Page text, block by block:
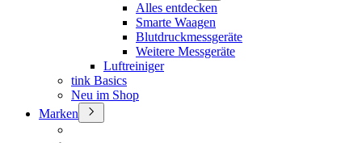
Alles entdecken
Smarte Waagen
Blutdruckmessgeräte
Weitere Messgeräte
Luftreiniger
tink Basics
Neu im Shop
Marken